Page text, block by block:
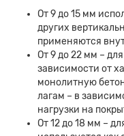
От 9 до 15 мм
других
применяются
От 9 до 22 мм –
зависимости от
монолитную
лагам – в
нагрузки на
От 12 до 18 мм –